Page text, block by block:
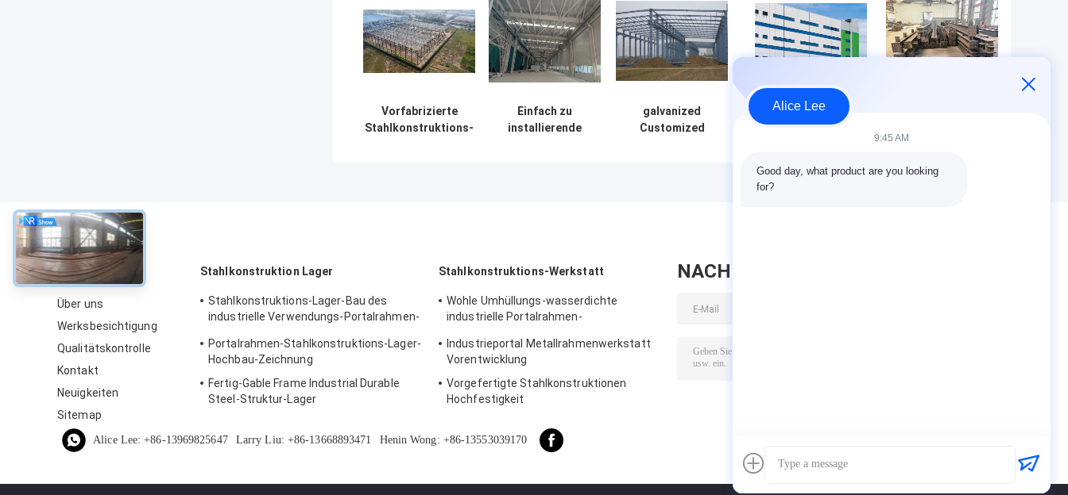
Vorfabrizierte
Stahlkonstruktions-
Einfach zu
installierende
galvanized
Customized
Chemische Anlage
Verarbeitungsanlage
Stahlkonstruktion
Korrosionsbeständig
die vollständig mit
über
Über uns
Werksbesichtigung
Qualitätskontrolle
Kontakt
Neuigkeiten
Sitemap
Stahlkonstruktion Lager
Stahlkonstruktions-Lager-Bau des
industrielle Verwendungs-Portalrahmen-
Portalrahmen-Stahlkonstruktions-Lager-
Hochbau-Zeichnung
Fertig-Gable Frame Industrial Durable
Steel-Struktur-Lager
Stahlkonstruktions-Werkstatt
Wohle Umhüllungs-wasserdichte
industrielle Portalrahmen-
Industrieportal Metallrahmenwerkstatt
Vorentwicklung
Vorgefertigte Stahlkonstruktionen
Hochfestigkeit
NACHRICHT HINTERLASSEN
Alice Lee: +86-13969825647 Larry Liu: +86-13668893471 Henin Wong: +86-13553039170
Alice Lee
9:45 AM
Good day, what product are you looking
for?